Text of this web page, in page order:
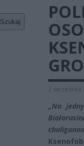
Szukaj
2 września
„Na